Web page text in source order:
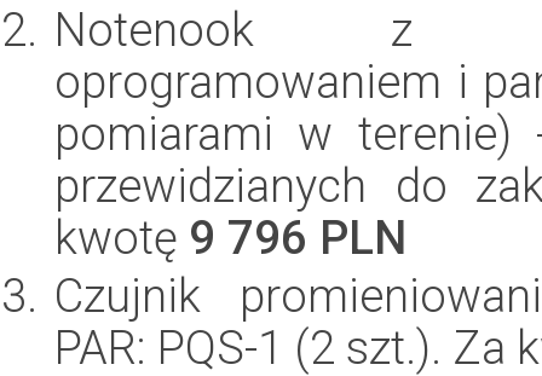
Notenook z
oprogramowaniem i
pomiarami w
przewidzianych do
kwotę 9 796 PLN
Czujnik
PAR: PQS-1 (2 szt.). Za